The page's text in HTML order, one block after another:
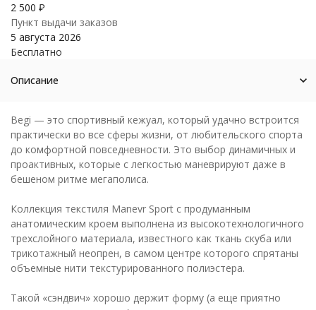
2 500 ₽
Пункт выдачи заказов
5 августа 2026
Бесплатно
Описание
Begi — это спортивный кежуал, который удачно встроится
практически во все сферы жизни, от любительского спорта
до комфортной повседневности. Это выбор динамичных и
проактивных, которые с легкостью маневрируют даже в
бешеном ритме мегаполиса.
Коллекция текстиля Manevr Sport с продуманным
анатомическим кроем выполнена из высокотехнологичного
трехслойного материала, известного как ткань скуба или
трикотажный неопрен, в самом центре которого спрятаны
объемные нити текстурированного полиэстера.
Такой «сэндвич» хорошо держит форму (а еще приятно